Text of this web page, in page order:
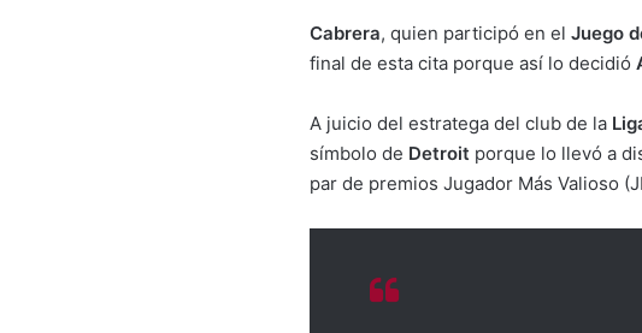
Cabrera, quien participó en el Juego
final de esta cita porque así lo decidió
A juicio del estratega del club de la
símbolo de Detroit porque lo llevó a
par de premios Jugador Más Valioso